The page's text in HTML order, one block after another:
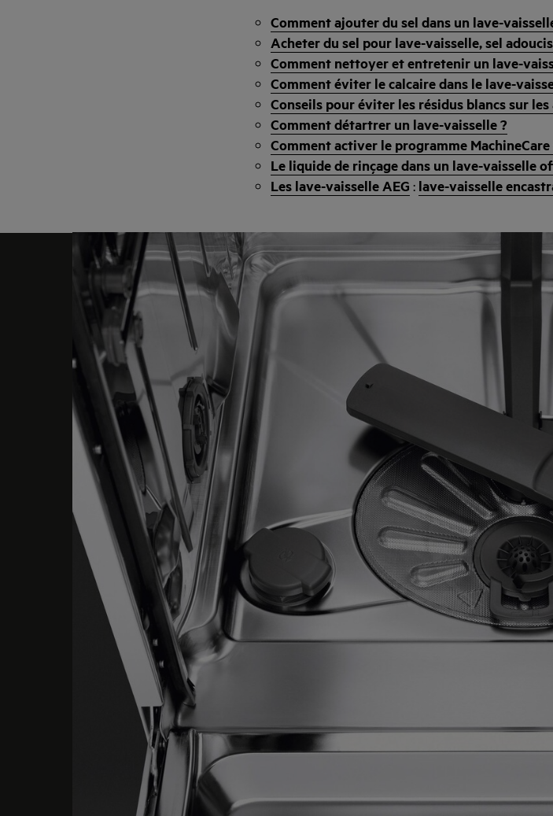
Comment ajouter du sel dans un lave-
Acheter du sel pour lave-vaisselle, sel
Comment nettoyer et entretenir un lave-
Comment éviter le calcaire dans le lave-
Conseils pour éviter les résidus blancs sur
Comment détartrer un lave-vaisselle ?
Comment activer le programme
Le liquide de rinçage dans un lave-vaisselle
Les lave-vaisselle AEG : lave-vaisselle